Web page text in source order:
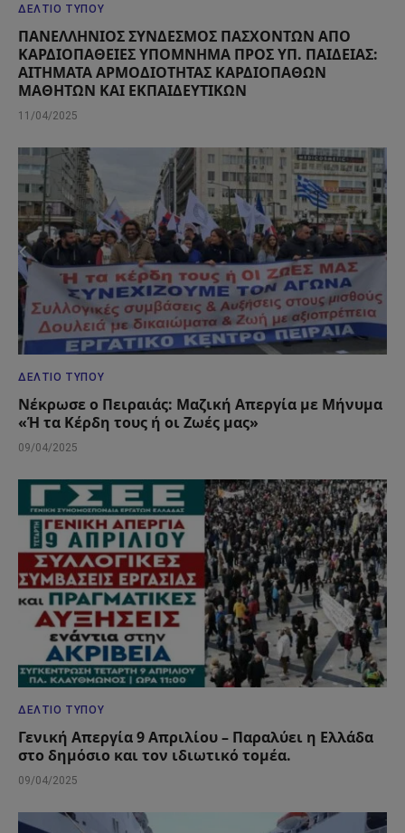
ΔΕΛΤΊΟ ΤΎΠΟΥ
ΠΑΝΕΛΛΗΝΙΟΣ ΣΥΝΔΕΣΜΟΣ ΠΑΣΧΟΝΤΩΝ ΑΠΟ
ΚΑΡΔΙΟΠΑΘΕΙΕΣ ΥΠΟΜΝΗΜΑ ΠΡΟΣ ΥΠ. ΠΑΙΔΕΙΑΣ:
ΑΙΤΗΜΑΤΑ ΑΡΜΟΔΙΟΤΗΤΑΣ ΚΑΡΔΙΟΠΑΘΩΝ
ΜΑΘΗΤΩΝ ΚΑΙ ΕΚΠΑΙΔΕΥΤΙΚΩΝ
11/04/2025
ΔΕΛΤΊΟ ΤΎΠΟΥ
Νέκρωσε ο Πειραιάς: Μαζική Απεργία με Μήνυμα
«Ή τα Κέρδη τους ή οι Ζωές μας»
09/04/2025
ΔΕΛΤΊΟ ΤΎΠΟΥ
Γενική Απεργία 9 Απριλίου – Παραλύει η Ελλάδα
στο δημόσιο και τον ιδιωτικό τομέα.
09/04/2025